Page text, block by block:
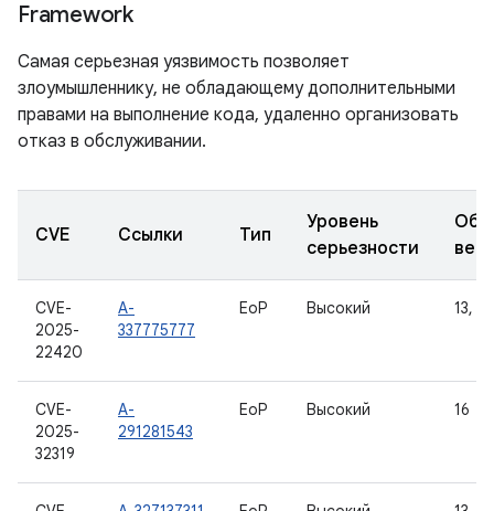
Framework
Самая серьезная уязвимость позволяет
злоумышленнику, не обладающему дополнительными
правами на выполнение кода, удаленно организовать
отказ в обслуживании.
CVE Ссылки Тип
Уровень
серьезности
CVE-
2025-
22420
A-
337775777
EoP Высокий 13,
CVE-
2025-
32319
A-
291281543
EoP Высокий 16